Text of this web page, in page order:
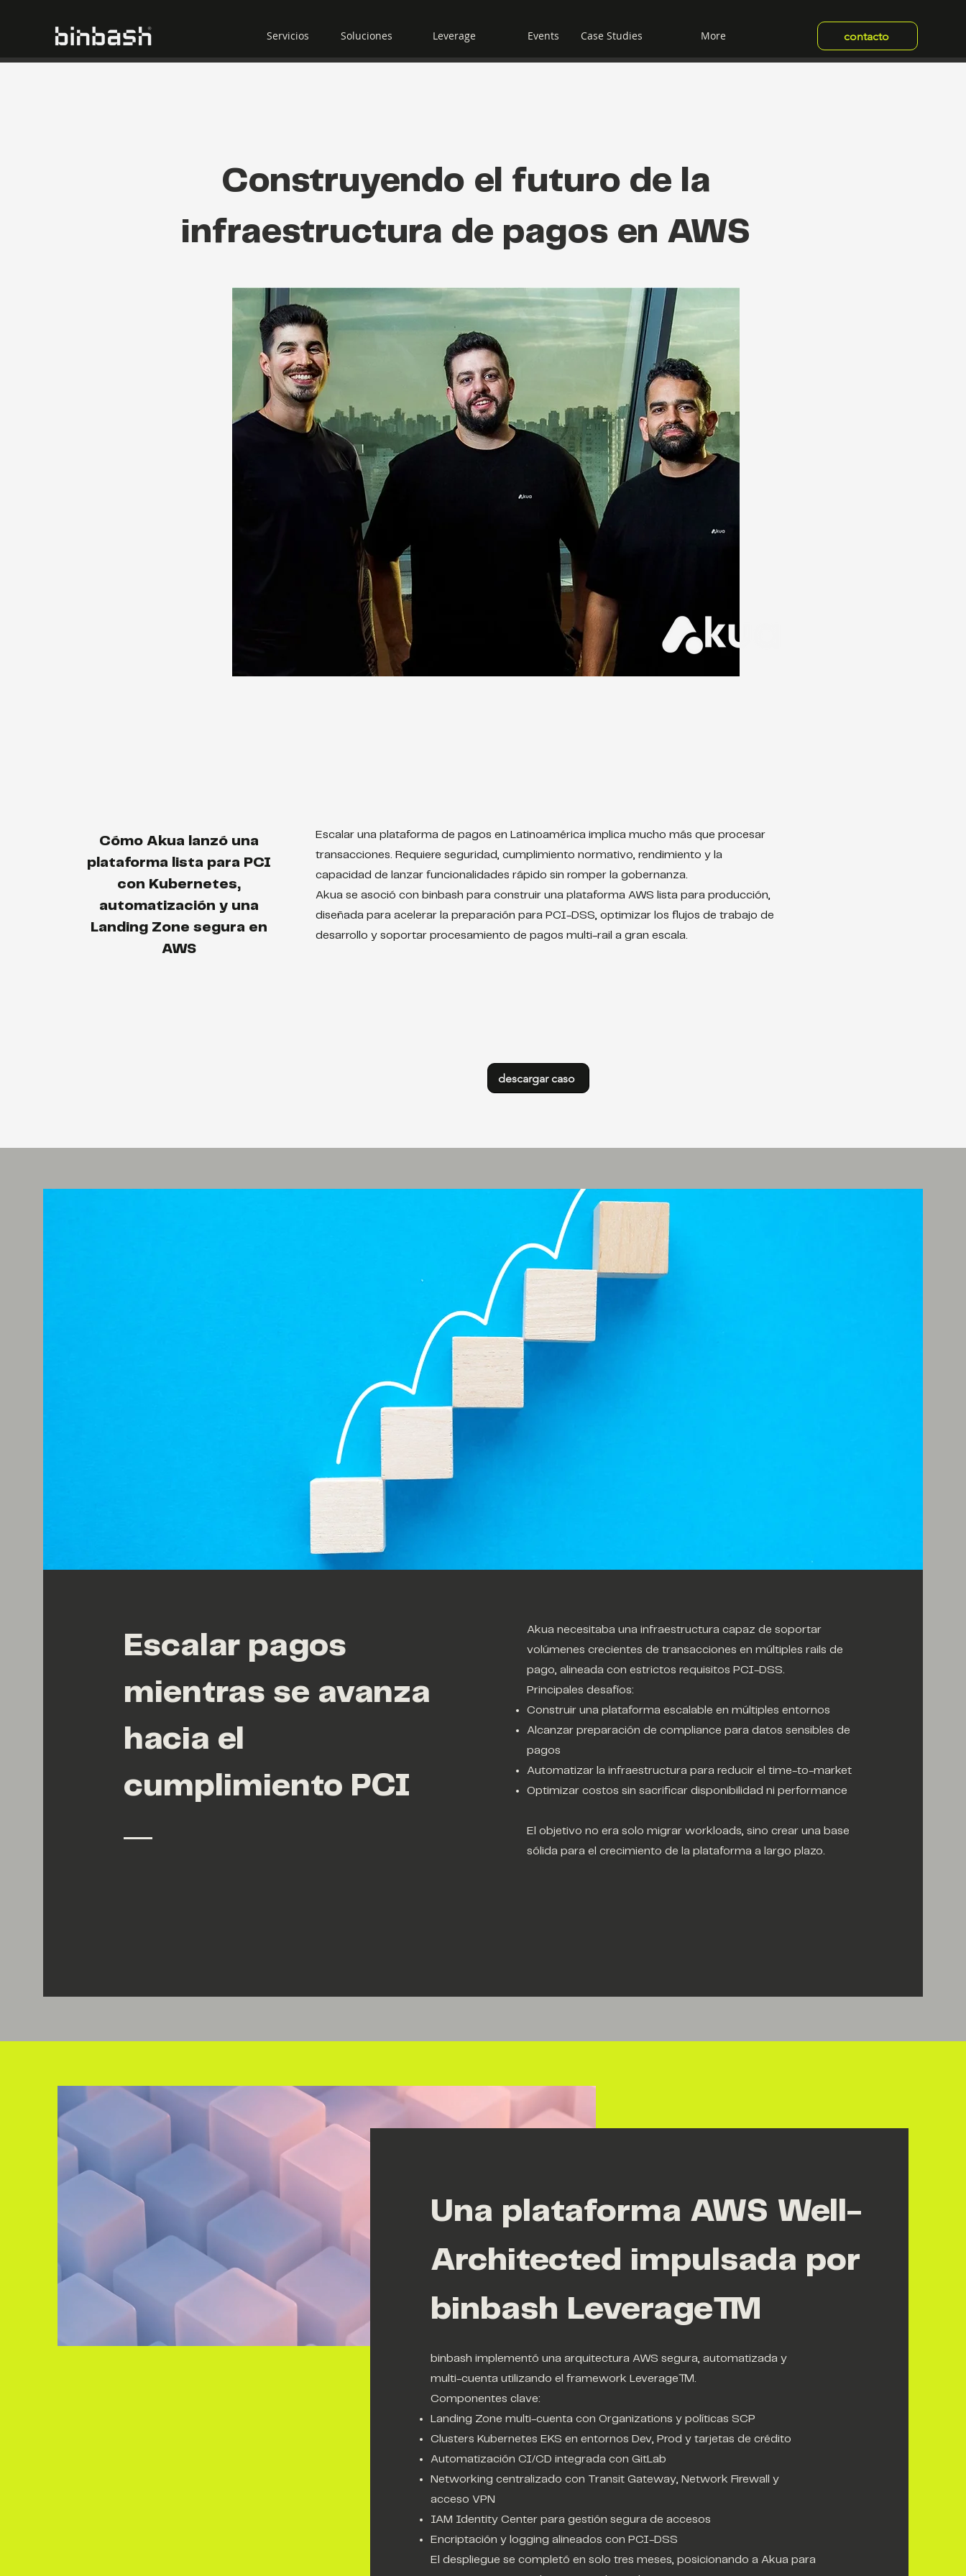
Servicios Soluciones Leverage Events Case Studies More contacto
Construyendo el futuro de la
infraestructura de pagos en AWS
Cómo Akua lanzó una
plataforma lista para PCI
con Kubernetes,
automatización y una
Landing Zone segura en
AWS
Escalar una plataforma de pagos en Latinoamérica implica mucho más que procesar
transacciones. Requiere seguridad, cumplimiento normativo, rendimiento y la
capacidad de lanzar funcionalidades rápido sin romper la gobernanza.
Akua se asoció con binbash para construir una plataforma AWS lista para producción,
diseñada para acelerar la preparación para PCI-DSS, optimizar los flujos de trabajo de
desarrollo y soportar procesamiento de pagos multi-rail a gran escala.
descargar caso
Escalar pagos
mientras se avanza
hacia el
cumplimiento PCI
Akua necesitaba una infraestructura capaz de soportar
volúmenes crecientes de transacciones en múltiples rails de
pago, alineada con estrictos requisitos PCI-DSS.
Principales desafíos:
Construir una plataforma escalable en múltiples entornos
Alcanzar preparación de compliance para datos sensibles de
pagos
Automatizar la infraestructura para reducir el time-to-market
Optimizar costos sin sacrificar disponibilidad ni performance
El objetivo no era solo migrar workloads, sino crear una base
sólida para el crecimiento de la plataforma a largo plazo.
Una plataforma AWS Well-
Architected impulsada por
binbash Leverage™
binbash implementó una arquitectura AWS segura, automatizada y
multi-cuenta utilizando el framework Leverage™.
Componentes clave:
Landing Zone multi-cuenta con Organizations y políticas SCP
Clusters Kubernetes EKS en entornos Dev, Prod y tarjetas de crédito
Automatización CI/CD integrada con GitLab
Networking centralizado con Transit Gateway, Network Firewall y
acceso VPN
IAM Identity Center para gestión segura de accesos
Encriptación y logging alineados con PCI-DSS
El despliegue se completó en solo tres meses, posicionando a Akua para